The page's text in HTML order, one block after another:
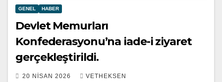
GENEL HABER
Devlet Memurları
Konfederasyonu’na iade-i ziyaret
gerçekleştirildi.
20 NISAN 2026 VETHEKSEN